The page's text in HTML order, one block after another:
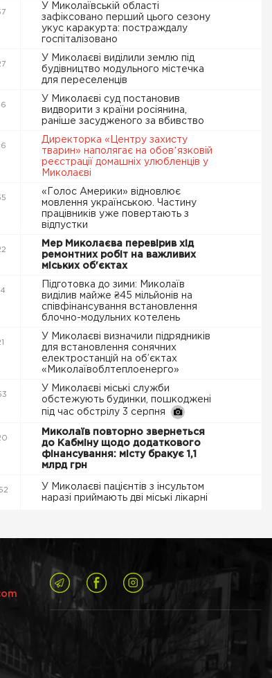
У Миколаївській області
зафіксовано перший цього сезону
укус каракурта: постраждалу
госпіталізовано
У Миколаєві виділили землю під
будівництво модульного містечка
для переселенців
У Миколаєві суд постановив
видворити з країни росіянина,
раніше засудженого за вбивство
Директорка «Центру захисту
тварин» наполягає на обовʼязковій
реєстрації домашніх улюбленців у
Миколаєві
«Голос Америки» відновлює
мовлення українською. Частину
працівників уже повертають з
відпустки
Мер Миколаєва перевірив хід
ремонтних робіт на важливих
міських об'єктах
Підготовка до зими: Миколаїв
виділив майже ₴45 мільйонів на
співфінансування встановлення
блочно-модульних котелень
У Миколаєві визначили підрядників
для встановлення сонячних
електростанцій на об’єктах
«Миколаївоблтеплоенерго»
У Миколаєві міські служби
обстежують будинки, пошкоджені
під час обстрілу 3 серпня
Миколаїв повторно звернеться
до Кабміну щодо додаткового
фінансування: місту бракує 1,1
млрд грн
У Миколаєві пацієнтів з інсультом
наразі приймають дві міські лікарні